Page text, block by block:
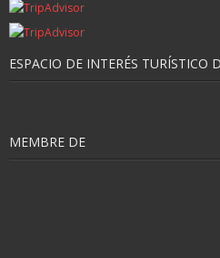
ESPACIO DE INTERÉS TURÍSTICO
MEMBRE DE